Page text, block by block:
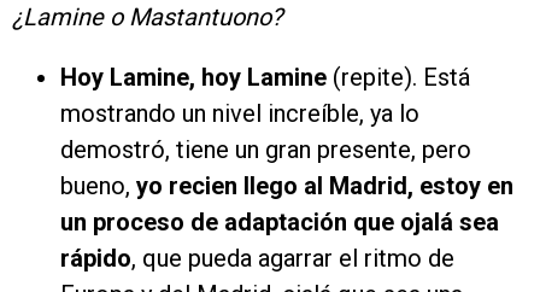
¿Lamine o Mastantuono?
Hoy Lamine, hoy Lamine (repite). Está
mostrando un nivel increíble, ya lo
demostró, tiene un gran presente, pero
bueno, yo recien llego al Madrid, estoy en
un proceso de adaptación que ojalá sea
rápido, que pueda agarrar el ritmo de